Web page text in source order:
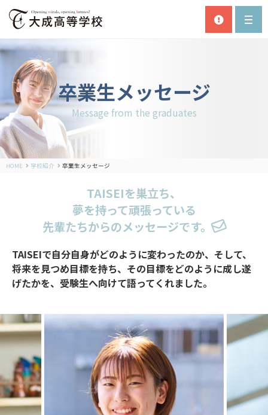
卒業生メッセージ
Message from the graduates
HOME 学校紹介 卒業生メッセージ
TAISEIを巣立ち、
夢を持って頑張っている
先輩たちからのメッセージです。
TAISEIで自分自身がどのように変わったのか、 そして、
将来を見つめ目標を持ち、その目標をどのように成し遂
げたかを、 受験生へ向けて語ってくれました。